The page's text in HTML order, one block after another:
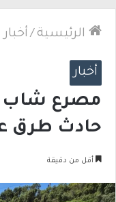
الرئيسية / أخبار
أخبار
مصرع شاب
حادث طرق
أقل من دقيقة